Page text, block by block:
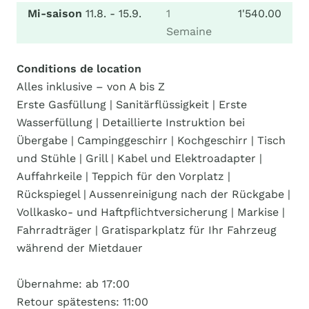
Mi-saison 11.8. - 15.9.
1
Semaine
1'540.00
Conditions de location
Alles inklusive – von A bis Z
Erste Gasfüllung | Sanitärflüssigkeit | Erste
Wasserfüllung | Detaillierte Instruktion bei
Übergabe | Campinggeschirr | Kochgeschirr | Tisch
und Stühle | Grill | Kabel und Elektroadapter |
Auffahrkeile | Teppich für den Vorplatz |
Rückspiegel | Aussenreinigung nach der Rückgabe |
Vollkasko- und Haftpflichtversicherung | Markise |
Fahrradträger | Gratisparkplatz für Ihr Fahrzeug
während der Mietdauer
Übernahme: ab 17:00
Retour spätestens: 11:00